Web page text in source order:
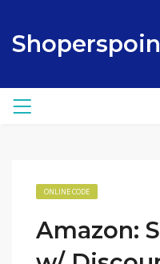
ONLINE CODE
Amazon: